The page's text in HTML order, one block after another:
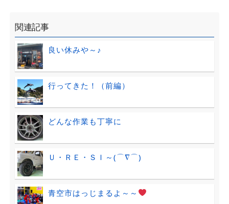
関連記事
良い休みや～♪
行ってきた！（前編）
どんな作業も丁寧に
Ｕ・ＲＥ・ＳＩ～(⌒∇⌒)
青空市はっじまるよ～～